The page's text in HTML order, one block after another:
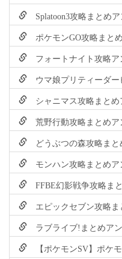
Splatoon3攻略まとめ
ポケモンGO攻略まと
フォートナイト攻略ア
ウマ娘プリティーダー
シャニマス攻略まとめ
荒野行動攻略まとめア
どうぶつの森攻略まと
モンハン攻略まとめア
FFBE幻影戦争攻略ま
エピックセブン攻略ま
ラブライブ!まとめア
【ポケモンSV】ポケ